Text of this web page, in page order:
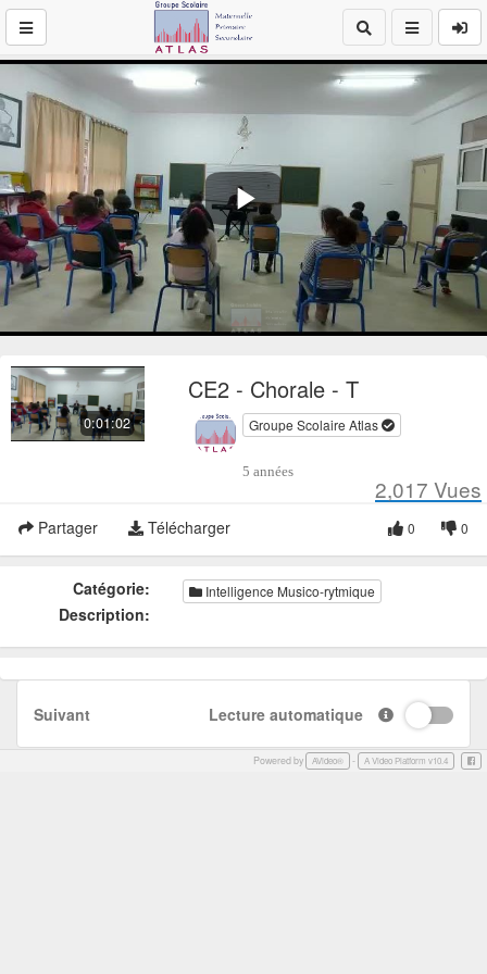
Play
Video
0:01:02
CE2 - Chorale - T
Groupe Scolaire Atlas
5 années
2,017 Vues
Partager Télécharger 0
0
Catégorie: Intelligence Musico-rytmique
Description:
Suivant Lecture automatique
Powered by AVideo® - A Video Platform v10.4